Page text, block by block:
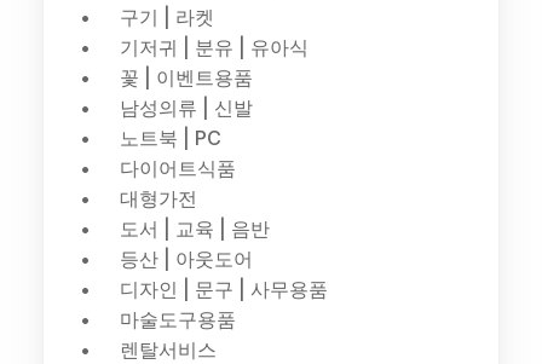
구기 | 라켓
기저귀 | 분유 | 유아식
꽃 | 이벤트용품
남성의류 | 신발
노트북 | PC
다이어트식품
대형가전
도서 | 교육 | 음반
등산 | 아웃도어
디자인 | 문구 | 사무용품
마술도구용품
렌탈서비스